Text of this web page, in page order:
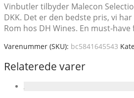
Vinbutler tilbyder Malecon
DKK. Det er den bedste pris, vi
Rom hos DH Wines. En must-
Varenummer (SKU): bc5841645543
Relaterede varer